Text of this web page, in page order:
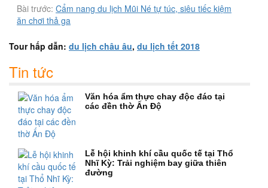
Bài trước: Cẩm nang du lịch Mũi Né tự túc, siêu tiếc kiệm
ăn chơi thả ga
Tour hấp dẫn: du lịch châu âu, du lịch tết 2018
Tin tức
Văn hóa ẩm thực chay độc đáo tại
các đền thờ Ấn Độ
Lễ hội khinh khí cầu quốc tế tại Thổ
Nhĩ Kỳ: Trải nghiệm bay giữa thiên
đường